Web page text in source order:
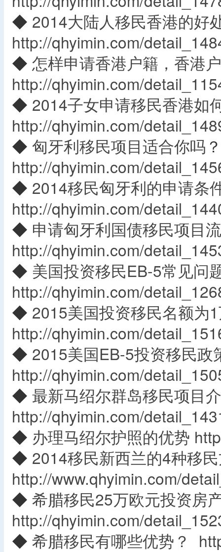
◆ 2014大陆人移民香港的好
http://qhyimin.com/
◆ 怎样申请香港户籍，香港
http://qhyimin.com/
◆ 2014子女申请移民香港如
http://qhyimin.com/
◆ 匈牙利移民项目适合你吗 ？
http://qhyimin.com/
◆ 2014移民匈牙利的申请条
http://qhyimin.com/
◆ 申请匈牙利国债移民项目
http://qhyimin.com/
◆ 美国投资移民EB-5常见问
http://qhyimin.com/
◆ 2015美国投资移民名额为
http://qhyimin.com/
◆ 2015美国EB-5投资移民政
http://qhyimin.com/
◆ 最新马绍尔群岛移民项目
http://qhyimin.com/
◆ 办理马绍尔护照的优势
◆ 2014移民新西兰的4种移
http://www.qhyimin.com/
◆ 希腊移民25万欧元投资房
http://qhyimin.com/
◆ 希腊移民有哪些优势？